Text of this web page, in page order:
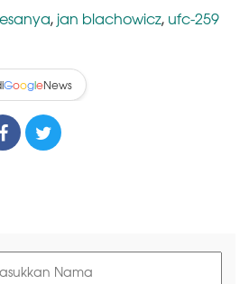
, jan blachowicz, ufc-259
GoogleNews